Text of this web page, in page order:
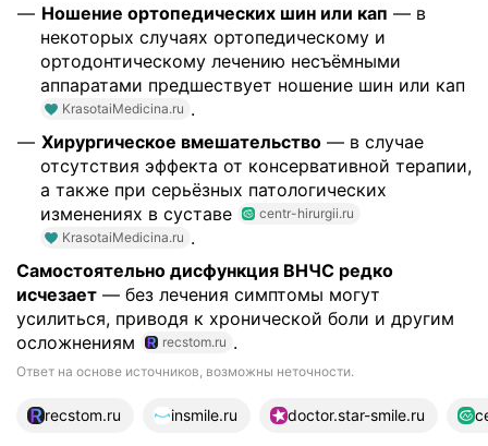
Ношение ортопедических шин или кап — в
некоторых случаях ортопедическому и
ортодонтическому лечению несъёмными
аппаратами предшествует ношение шин или кап
KrasotaiMedicina.ru .
Хирургическое вмешательство — в случае
отсутствия эффекта от консервативной терапии,
а также при серьёзных патологических
изменениях в суставе
centr-hirurgii.ru
KrasotaiMedicina.ru .
Самостоятельно дисфункция ВНЧС редко
исчезает — без лечения симптомы могут
усилиться, приводя к хронической боли и другим
осложнениям
recstom.ru .
Ответ на основе источников, возможны неточности.
17 источников
recstom.ru insmile.ru doctor.star-smile.ru